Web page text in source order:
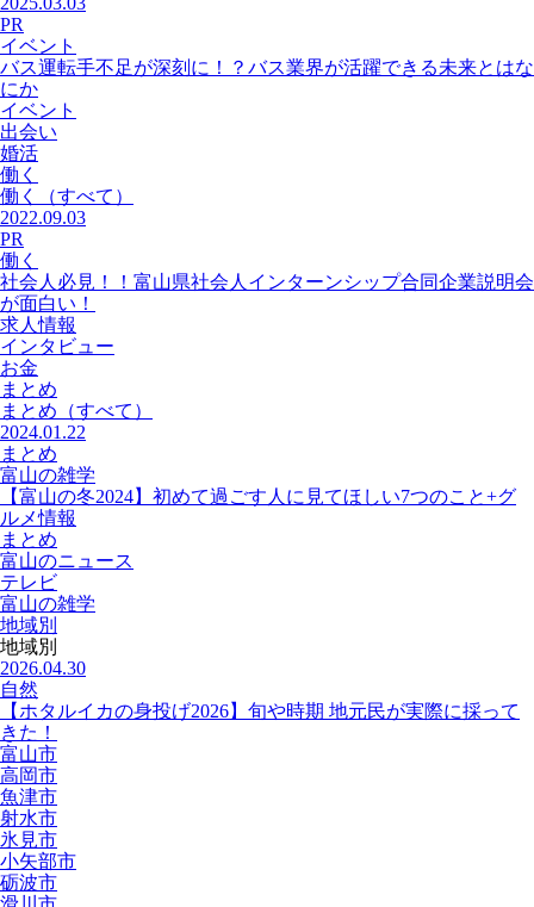
PR
イベント
バス運転手不足が深刻に！？バス業界が活躍できる未来とはな
にか
イベント
出会い
婚活
働く
働く
（すべて）
2022.09.03
PR
働く
社会人必見！！富山県社会人インターンシップ合同企業説明会
が面白い！
求人情報
インタビュー
お金
まとめ
まとめ （すべて）
2024.01.22
まとめ
富山の雑学
【富山の冬2024】初めて過ごす人に見てほしい7つのこと+グ
ルメ情報
まとめ
富山のニュース
テレビ
富山の雑学
地域別
地域別
2026.04.30
自然
【ホタルイカの身投げ2026】旬や時期 地元民が実際に採って
きた！
富山市
高岡市
魚津市
射水市
氷見市
小矢部市
砺波市